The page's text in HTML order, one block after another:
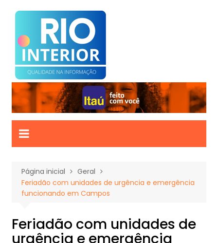
para
conteúdo
Página inicial
Geral
Feriadão com unidades de urgência e emergência
funcionando em Campos
Feriadão com unidades de
urgência e emergência